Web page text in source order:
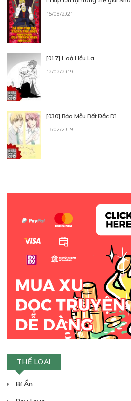
15/08/2021
[017] Hoả Hầu La
12/02/2019
[030] Bảo Mẫu Bất Đắc Dĩ
13/02/2019
THỂ LOẠI
Bí Ẩn